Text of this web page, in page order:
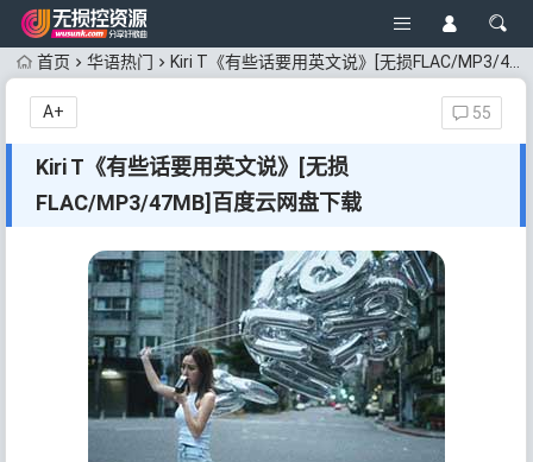
首页 华语热门 Kiri T《有些话要用英文说》[无损FLAC/MP3/47MB]百度云网盘下载
Kiri T《有些话要用英文说》[无损
FLAC/MP3/47MB]百度云网盘下载
55
A+